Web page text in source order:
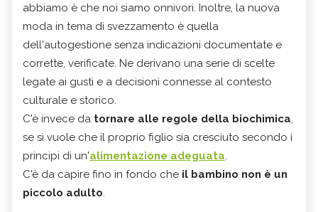
abbiamo è che noi siamo onnivori. Inoltre, la nuova
moda in tema di svezzamento è quella
dell'autogestione senza indicazioni documentate e
corrette, verificate. Ne derivano una serie di scelte
legate ai gusti e a decisioni connesse al contesto
culturale e storico.
C'è invece da tornare alle regole della biochimica,
se si vuole che il proprio figlio sia cresciuto secondo i
principi di un'alimentazione adeguata.
C'è da capire fino in fondo che il bambino non è un
piccolo adulto.